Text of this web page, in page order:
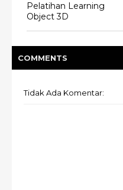
Pelatihan Learning
Object 3D
COMMENTS
Tidak Ada Komentar: